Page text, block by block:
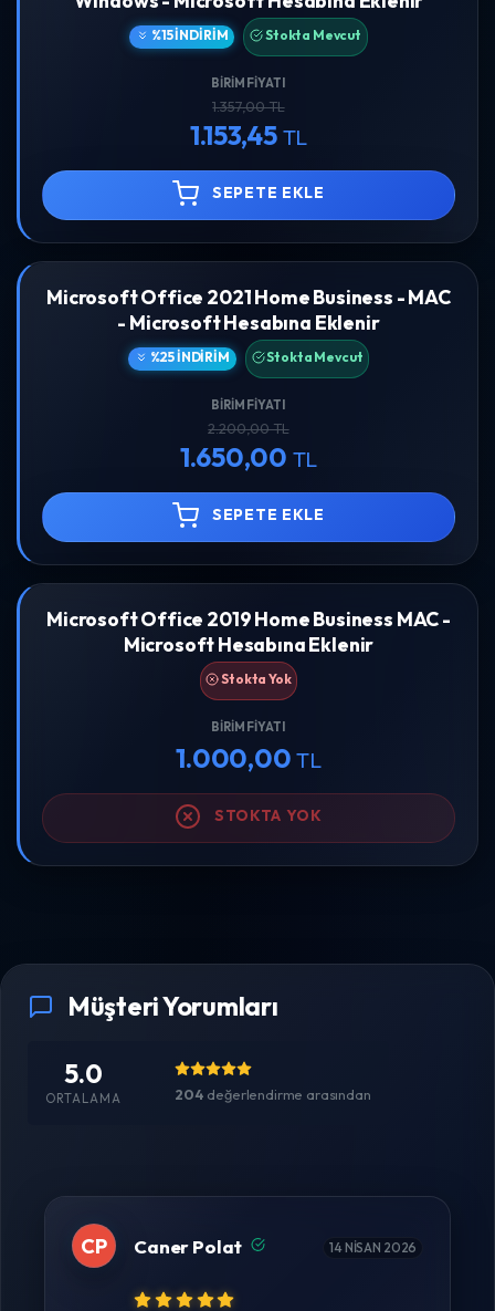
%15 İNDIRIM Stokta Mevcut
BIRIM FIYATI
1.357,00 TL
1.153,45 TL
SEPETE EKLE
Microsoft Office 2021 Home Business - MAC
- Microsoft Hesabına Eklenir
%25 İNDIRIM Stokta Mevcut
BIRIM FIYATI
2.200,00 TL
1.650,00 TL
SEPETE EKLE
Microsoft Office 2019 Home Business MAC -
Microsoft Hesabına Eklenir
Stokta Yok
BIRIM FIYATI
1.000,00TL
STOKTA YOK
Müşteri Yorumları
5.0
ORTALAMA 204 değerlendirme arasından
CP Caner Polat 14 NISAN 2026